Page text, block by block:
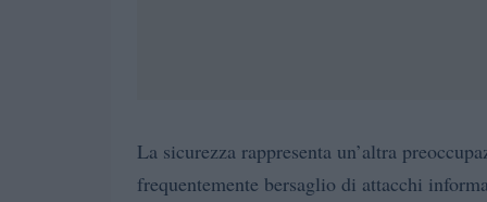
La sicurezza rappresenta un’altra
frequentemente bersaglio di attacchi